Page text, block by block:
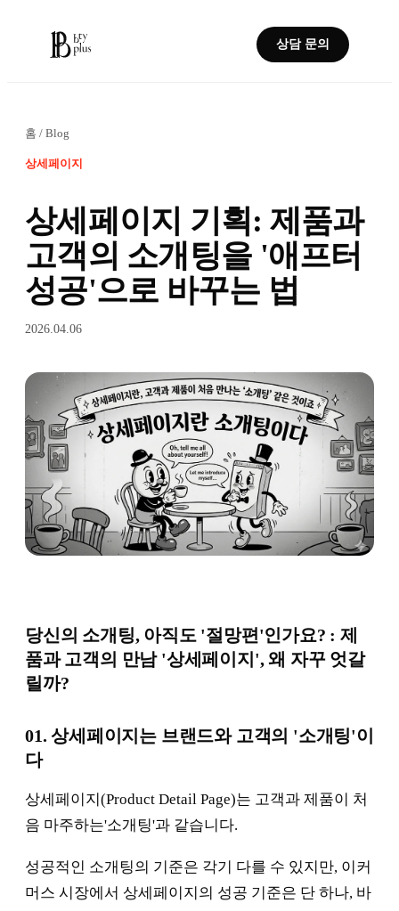
상담 문의
홈 / Blog
상세페이지
상세페이지 기획: 제품과
고객의 소개팅을 '애프터
성공'으로 바꾸는 법
2026.04.06
당신의 소개팅, 아직도 '절망편'인가요? : 제
품과 고객의 만남 '상세페이지', 왜 자꾸 엇갈
릴까?
01. 상세페이지는 브랜드와 고객의 '소개팅'이
다
상세페이지(Product Detail Page)는 고객과 제품이 처
음 마주하는'소개팅'과 같습니다.
성공적인 소개팅의 기준은 각기 다를 수 있지만, 이커
머스 시장에서 상세페이지의 성공 기준은 단 하나, 바